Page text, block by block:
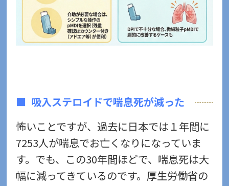
吸入ステロイドで喘息死が減った
怖いことですが、過去に日本では１年間に
7253人が喘息でお亡くなりになっていま
す。でも、この30年間ほどで、喘息死は大
幅に減ってきているのです。厚生労働省の